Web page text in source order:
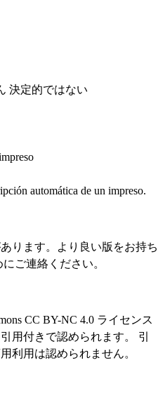
決定的ではない
automática de un impreso.
ります。より良い版をお持ち
ご連絡ください。
CC BY-NC 4.0 ライセンス
用付きで認められます。 引
利用は認められません。